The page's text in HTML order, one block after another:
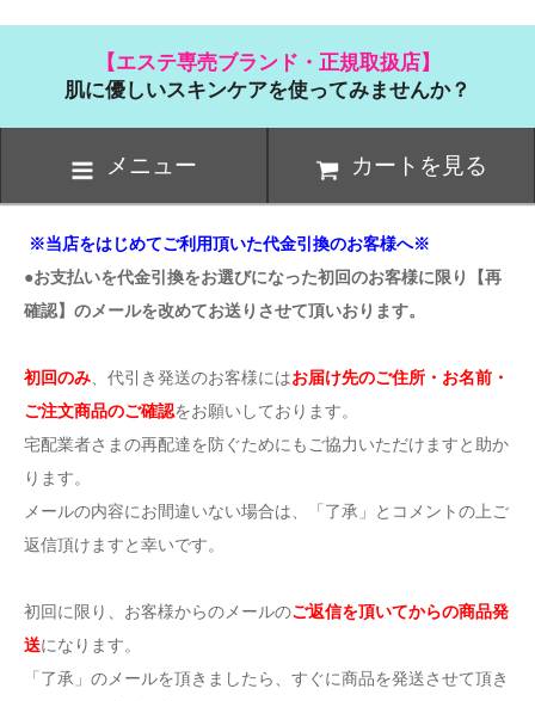
【エステ専売ブランド・正規取扱店】
肌に優しいスキンケアを使ってみませんか？
メニュー カートを見る
※当店をはじめてご利用頂いた代金引換のお客様へ※
●お支払いを代金引換をお選びになった初回のお客様に限り【再
確認】のメールを改めてお送りさせて頂いおります。
初回のみ、代引き発送のお客様にはお届け先のご住所・お名前・
ご注文商品のご確認をお願いしております。
宅配業者さまの再配達を防ぐためにもご協力いただけますと助か
ります。
メールの内容にお間違いない場合は、「了承」とコメントの上ご
返信頂けますと幸いです。
初回に限り、お客様からのメールのご返信を頂いてからの商品発
送になります。
「了承」のメールを頂きましたら、すぐに商品を発送させて頂き